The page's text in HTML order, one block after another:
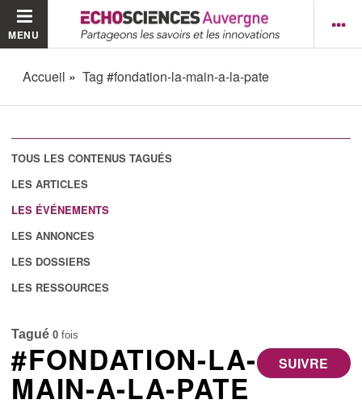
MENU
Accueil Tag #fondation-la-main-a-la-pate
TOUS LES CONTENUS TAGUÉS
LES ARTICLES
LES ÉVÉNEMENTS
LES ANNONCES
LES DOSSIERS
LES RESSOURCES
Tagué 0 fois
SUIVRE
#FONDATION-LA-
MAIN-A-LA-PATE